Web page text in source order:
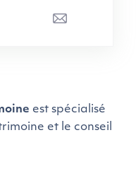
est spécialisé
et le conseil